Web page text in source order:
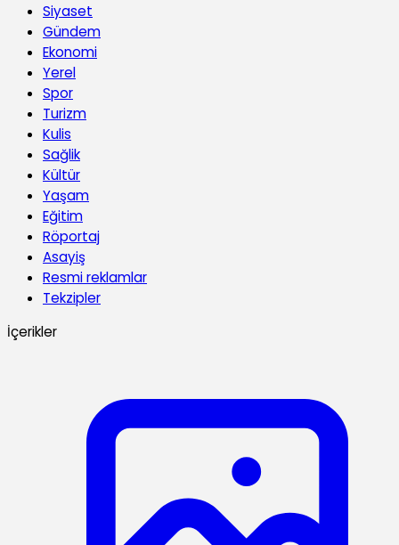
Siyaset
Gündem
Ekonomi
Yerel
Spor
Turizm
Kulis
Sağlik
Kültür
Yaşam
Eğitim
Röportaj
Asayiş
Resmi reklamlar
Tekzipler
İçerikler